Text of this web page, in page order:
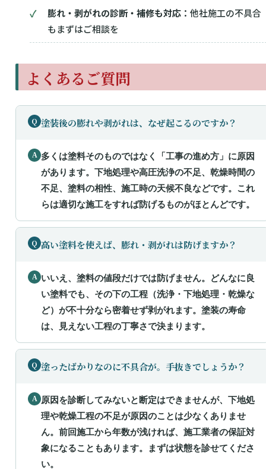
膨れ・剥がれの診断・補修も対応： 他社施工の不具合
もまずはご相談を
よくあるご質問
塗装後の膨れや剥がれは、なぜ起こるのですか？
多くは塗料そのものではなく「工事の進め方」に原因
があります。下地処理や高圧洗浄の不足、乾燥時間の
不足、塗料の相性、施工時の天候不良などです。これ
らは適切な施工をすれば防げるものがほとんどです。
高い塗料を使えば、膨れ・剥がれは防げますか？
いいえ、塗料の値段だけでは防げません。どんなに良
い塗料でも、その下の工程（洗浄・下地処理・乾燥な
ど）が不十分なら密着せず剥がれます。塗装の寿命
は、見えない工程の丁寧さで決まります。
塗ったばかりなのに不具合が。手抜きでしょうか？
原因を診断してみないと断定はできませんが、下地処
理や乾燥工程の不足が原因のことは少なくありませ
ん。前回施工から年数が浅ければ、施工業者の保証対
象になることもあります。まずは状態を診せてくださ
い。